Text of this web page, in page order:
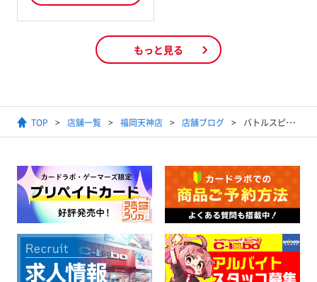
もっと見る
TOP 店舗一覧 福岡天神店 店舗ブログ バトルスピリッツ 『銀零』デッキ紹介‼